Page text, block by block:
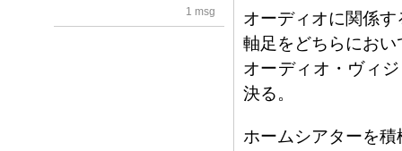
1 msg
オーディオに関係
軸足をどちらにお
オーディオ・ヴィ
決る。
ホームシアターを